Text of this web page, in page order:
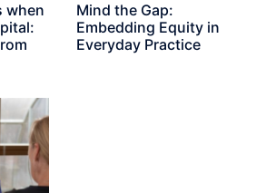
when
Mind the Gap:
Embedding Equity in
Everyday Practice